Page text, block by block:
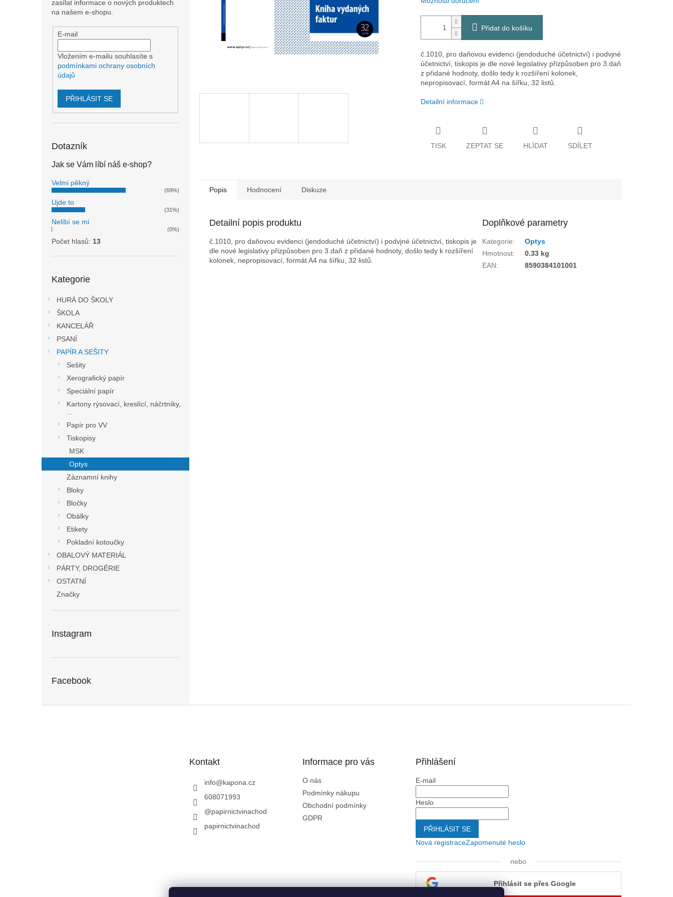
zasílat informace o nových produktech
na našem e-shopu.
E-mail
Vložením e-mailu souhlasíte s
podmínkami ochrany osobních
údajů
PŘIHLÁSIT SE
Dotazník
Jak se Vám líbí náš e-shop?
Velmi pěkný
(69%)
Ujde to
(31%)
Nelíbí se mi
(0%)
Počet hlasů: 13
kategorie
Kategorie
HURÁ DO ŠKOLY
ŠKOLA
KANCELÁŘ
PSANÍ
PAPÍR A SEŠITY
Sešity
Xerografický papír
Speciální papír
Kartony rýsovací, kreslící, náčrtníky,
...
Papír pro VV
Tiskopisy
MSK
Optys
Záznamní knihy
Bloky
Bločky
Obálky
Etikety
Pokladní kotoučky
OBALOVÝ MATERIÁL
PÁRTY, DROGÉRIE
OSTATNÍ
Značky
Instagram
Facebook
Přidat do košíku
č.1010, pro daňovou evidenci (jendoduché účetnictví) i podvjné
účetnictví, tiskopis je dle nové legislativy přizpůsoben pro 3.daň
z přidané hodnoty, došlo tedy k rozšíření kolonek,
nepropisovací, formát A4 na šířku, 32 listů.
Detailní informace
TISK ZEPTAT SE HLÍDAT SDÍLET
Popis Hodnocení Diskuze
Detailní popis produktu
č.1010, pro daňovou evidenci (jendoduché účetnictví) i podvjné účetnictví, tiskopis je
dle nové legislativy přizpůsoben pro 3.daň z přidané hodnoty, došlo tedy k rozšíření
kolonek, nepropisovací, formát A4 na šířku, 32 listů.
Doplňkové parametry
Kategorie:
Optys
Hmotnost:
0.33 kg
EAN: 8590384101001
Kontakt
info@kapona.cz
608071993
@papirnictvinachod
papirnictvinachod
Informace pro vás
O nás
Podmínky nákupu
Obchodní podmínky
GDPR
Přihlášení
E-mail
Heslo
PŘIHLÁSIT SE
Nová registraceZapomenuté heslo
nebo
Přihlásit se přes Google